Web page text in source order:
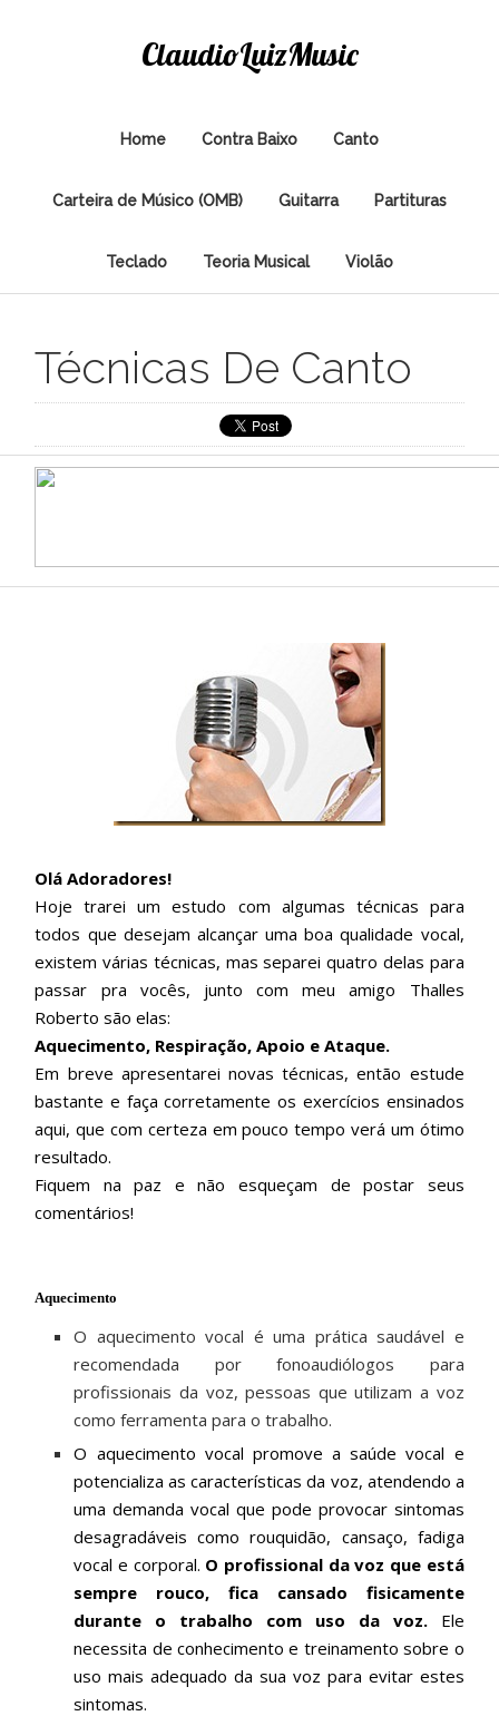
ClaudioLuizMusic
Home Contra Baixo Canto
Carteira de Músico (OMB) Guitarra Partituras
Teclado Teoria Musical Violão
Técnicas De Canto
Olá Adoradores!
Hoje trarei um estudo com algumas técnicas para
todos que desejam alcançar uma boa qualidade vocal,
existem várias técnicas, mas separei quatro delas para
passar pra vocês, junto com meu amigo Thalles
Roberto são elas:
Aquecimento, Respiração, Apoio e Ataque.
Em breve apresentarei novas técnicas, então estude
bastante e faça corretamente os exercícios ensinados
aqui, que com certeza em pouco tempo verá um ótimo
resultado.
Fiquem na paz e não esqueçam de postar seus
comentários!
Aquecimento
O aquecimento vocal é uma prática saudável e
recomendada por fonoaudiólogos para
profissionais da voz, pessoas que utilizam a voz
como ferramenta para o trabalho.
O aquecimento vocal promove a saúde vocal e
potencializa as características da voz, atendendo a
uma demanda vocal que pode provocar sintomas
desagradáveis como rouquidão, cansaço, fadiga
vocal e corporal. O profissional da voz que está
sempre rouco, fica cansado fisicamente
durante o trabalho com uso da voz.Ele
necessita de conhecimento e treinamento sobre o
uso mais adequado da sua voz para evitar estes
sintomas.